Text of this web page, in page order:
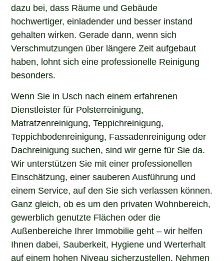
dazu bei, dass Räume und Gebäude
hochwertiger, einladender und besser instand
gehalten wirken. Gerade dann, wenn sich
Verschmutzungen über längere Zeit aufgebaut
haben, lohnt sich eine professionelle Reinigung
besonders.
Wenn Sie in Usch nach einem erfahrenen
Dienstleister für Polsterreinigung,
Matratzenreinigung, Teppichreinigung,
Teppichbodenreinigung, Fassadenreinigung oder
Dachreinigung suchen, sind wir gerne für Sie da.
Wir unterstützen Sie mit einer professionellen
Einschätzung, einer sauberen Ausführung und
einem Service, auf den Sie sich verlassen können.
Ganz gleich, ob es um den privaten Wohnbereich,
gewerblich genutzte Flächen oder die
Außenbereiche Ihrer Immobilie geht – wir helfen
Ihnen dabei, Sauberkeit, Hygiene und Werterhalt
auf einem hohen Niveau sicherzustellen. Nehmen